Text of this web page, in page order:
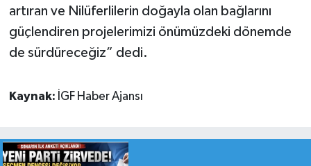
artıran ve Nilüferlilerin doğayla olan bağlarını
güçlendiren projelerimizi önümüzdeki dönemde
de sürdüreceğiz” dedi.
Kaynak: İGF Haber Ajansı